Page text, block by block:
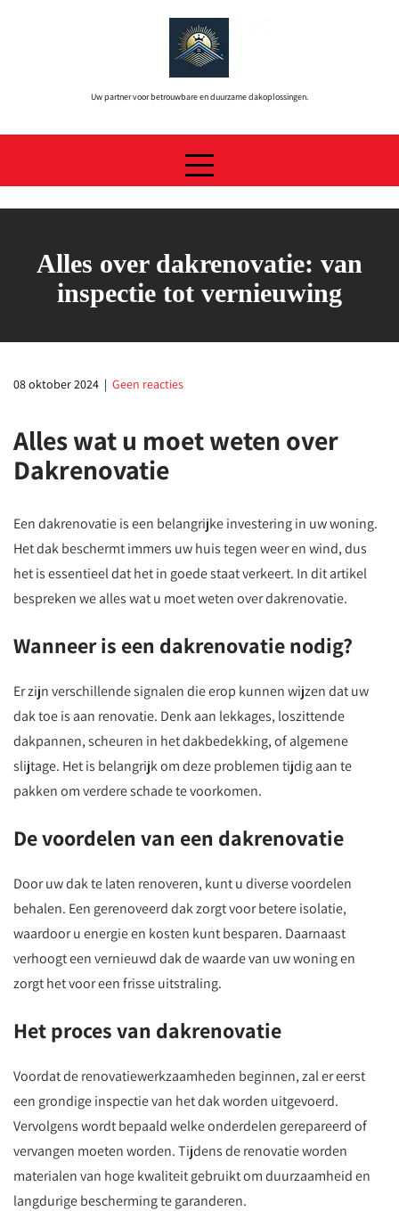
Uw partner voor betrouwbare en duurzame dakoplossingen.
Alles over dakrenovatie: van
inspectie tot vernieuwing
08 oktober 2024 | Geen reacties
Alles wat u moet weten over
Dakrenovatie
Een dakrenovatie is een belangrijke investering in uw woning.
Het dak beschermt immers uw huis tegen weer en wind, dus
het is essentieel dat het in goede staat verkeert. In dit artikel
bespreken we alles wat u moet weten over dakrenovatie.
Wanneer is een dakrenovatie nodig?
Er zijn verschillende signalen die erop kunnen wijzen dat uw
dak toe is aan renovatie. Denk aan lekkages, loszittende
dakpannen, scheuren in het dakbedekking, of algemene
slijtage. Het is belangrijk om deze problemen tijdig aan te
pakken om verdere schade te voorkomen.
De voordelen van een dakrenovatie
Door uw dak te laten renoveren, kunt u diverse voordelen
behalen. Een gerenoveerd dak zorgt voor betere isolatie,
waardoor u energie en kosten kunt besparen. Daarnaast
verhoogt een vernieuwd dak de waarde van uw woning en
zorgt het voor een frisse uitstraling.
Het proces van dakrenovatie
Voordat de renovatiewerkzaamheden beginnen, zal er eerst
een grondige inspectie van het dak worden uitgevoerd.
Vervolgens wordt bepaald welke onderdelen gerepareerd of
vervangen moeten worden. Tijdens de renovatie worden
materialen van hoge kwaliteit gebruikt om duurzaamheid en
langdurige bescherming te garanderen.